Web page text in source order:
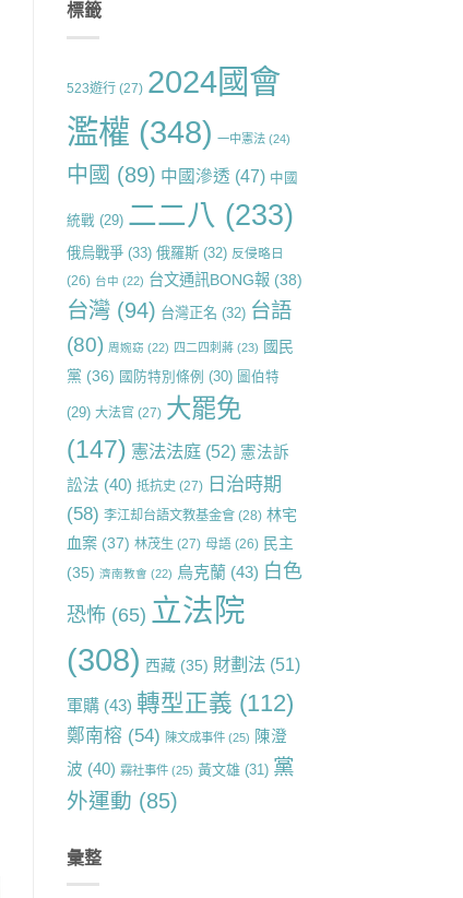
標籤
523遊行(27) 2024國會
濫權 (348) 一中憲法(24)
中國 (89) 中國滲透 (47) 中國
統戰 (29) 二二八 (233)
俄烏戰爭(33) 俄羅斯(32) 反侵略日
(26) 台中 (22) 台文通訊BONG報(38)
台灣(94) 台灣正名 (32) 台語
(80) 周婉窈 (22) 四二四刺蔣(23) 國民
黨 (36) 國防特別條例 (30) 圖伯特
(29) 大法官(27) 大罷免
(147) 憲法法庭(52) 憲法訴
訟法 (40) 抵抗史 (27) 日治時期
(58) 李江却台語文教基金會(28) 林宅
血案(37) 林茂生 (27) 母語(26) 民主
(35) 濟南教會 (22) 烏克蘭(43) 白色
恐怖 (65) 立法院
(308) 西藏(35) 財劃法(51)
軍購(43) 轉型正義 (112)
鄭南榕 (54) 陳文成事件(25) 陳澄
波 (40) 霧社事件(25) 黃文雄(31) 黨
外運動 (85)
彙整